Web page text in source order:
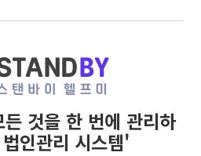
것을 한 번에 관리하
인관리 시스템'